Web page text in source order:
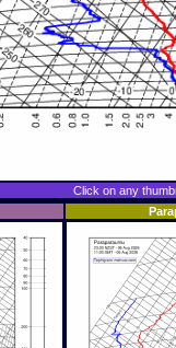
Click on any